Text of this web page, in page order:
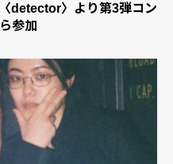
detector〉より第3弾コン
参加